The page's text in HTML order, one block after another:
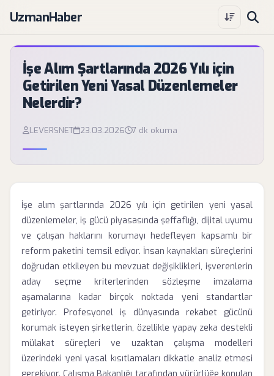
UzmanHaber
İşe Alım Şartlarında 2026 Yılı için
Getirilen Yeni Yasal Düzenlemeler
Nelerdir?
LEVERSNET 23.03.2026 7 dk okuma
İşe alım şartlarında 2026 yılı için getirilen yeni yasal
düzenlemeler, iş gücü piyasasında şeffaflığı, dijital uyumu
ve çalışan haklarını korumayı hedefleyen kapsamlı bir
reform paketini temsil ediyor. İnsan kaynakları süreçlerini
doğrudan etkileyen bu mevzuat değişiklikleri, işverenlerin
aday seçme kriterlerinden sözleşme imzalama
aşamalarına kadar birçok noktada yeni standartlar
getiriyor. Profesyonel iş dünyasında rekabet gücünü
korumak isteyen şirketlerin, özellikle yapay zeka destekli
mülakat süreçleri ve uzaktan çalışma modelleri
üzerindeki yeni yasal kısıtlamaları dikkatle analiz etmesi